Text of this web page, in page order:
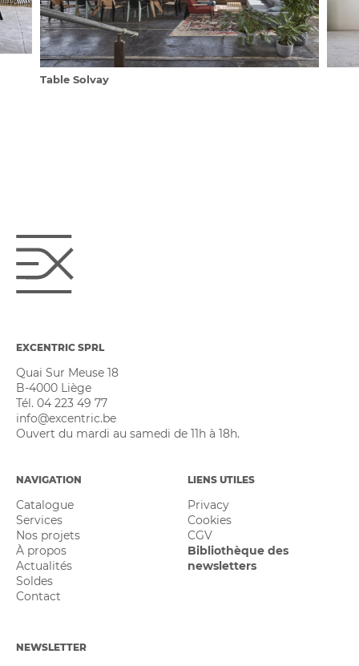
Table Solvay
EXCENTRIC SPRL
Quai Sur Meuse 18
B-4000 Liège
Tél. 04 223 49 77
info@excentric.be
Ouvert du mardi au samedi de 11h à 18h.
NAVIGATION
Catalogue
Services
Nos projets
À propos
Actualités
Soldes
Contact
LIENS UTILES
Privacy
Cookies
CGV
Bibliothèque des
newsletters
NEWSLETTER